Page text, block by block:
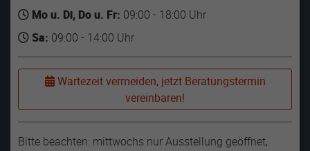
Mo u. Di, Do u. Fr: 09:00 - 18:00 Uhr
Sa: 09:00 - 14:00 Uhr
Wartezeit vermeiden, jetzt Beratungstermin
vereinbaren!
Bitte beachten: mittwochs nur Ausstellung geöffnet,